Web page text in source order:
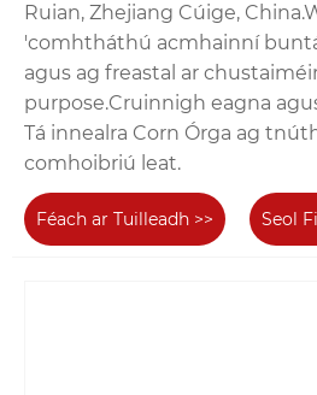
Ruian, Zhejiang Cúige,
'comhtháthú acmhainní
agus ag freastal ar
purpose.Cruinnigh eagna
Tá innealra Corn Órga ag
comhoibriú leat.
Féach ar Tuilleadh >> Seol